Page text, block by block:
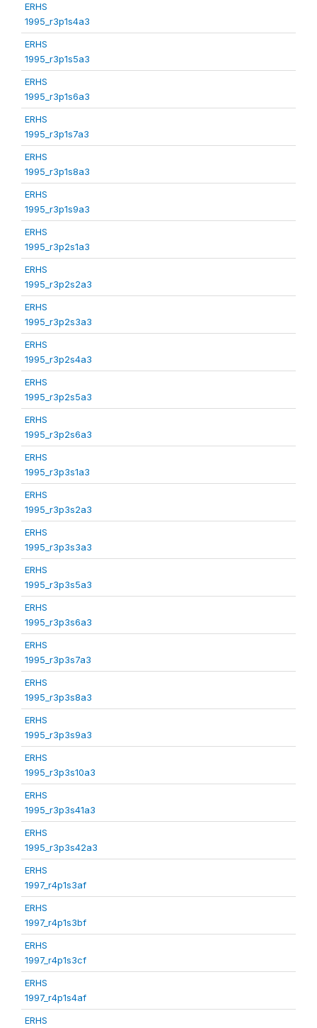
ERHS
1995_r3p1s4a3
ERHS
1995_r3p1s5a3
ERHS
1995_r3p1s6a3
ERHS
1995_r3p1s7a3
ERHS
1995_r3p1s8a3
ERHS
1995_r3p1s9a3
ERHS
1995_r3p2s1a3
ERHS
1995_r3p2s2a3
ERHS
1995_r3p2s3a3
ERHS
1995_r3p2s4a3
ERHS
1995_r3p2s5a3
ERHS
1995_r3p2s6a3
ERHS
1995_r3p3s1a3
ERHS
1995_r3p3s2a3
ERHS
1995_r3p3s3a3
ERHS
1995_r3p3s5a3
ERHS
1995_r3p3s6a3
ERHS
1995_r3p3s7a3
ERHS
1995_r3p3s8a3
ERHS
1995_r3p3s9a3
ERHS
1995_r3p3s10a3
ERHS
1995_r3p3s41a3
ERHS
1995_r3p3s42a3
ERHS
1997_r4p1s3af
ERHS
1997_r4p1s3bf
ERHS
1997_r4p1s3cf
ERHS
1997_r4p1s4af
ERHS